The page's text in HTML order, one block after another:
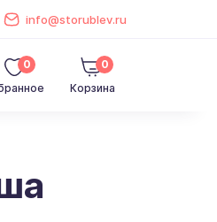
info@storublev.ru
0
Корзина
0